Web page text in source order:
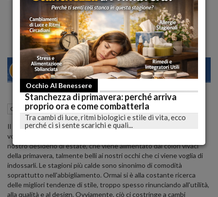
Collezione primavera-estate High: focus sulle
maglie a maniche corte
MILANO 28 30
Occhio al Look!! 05 Febbraio 2020 09:04
Il primo sole che riscalda la nostra pelle, la stagione fredda che
volge al termine e la voglia di vestirsi leggeri. Da questo parte il
nostro desiderio di estate, che viene alimentato dai colori vivaci
della primavera, talmente belli ai nostri occhi che ci viene voglia di
indossarli. Le stagioni più calde sono sinonimo di comodità
soprattutto nell'abbigliamento. Ormai si è alla costante ricerca
delle migliori tendenze di stile, troppo spesso rinunciando all'utilità,
alla qualità e al design. Ovviamente, ciò ci costringe a cambi
Occhio Al Benessere
Stanchezza di primavera: perché arriva
proprio ora e come combatterla
Tra cambi di luce, ritmi biologici e stile di vita, ecco
perché ci si sente scarichi e quali...